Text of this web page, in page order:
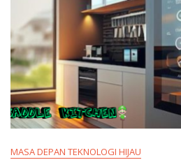
MASA DEPAN TEKNOLOGI HIJAU